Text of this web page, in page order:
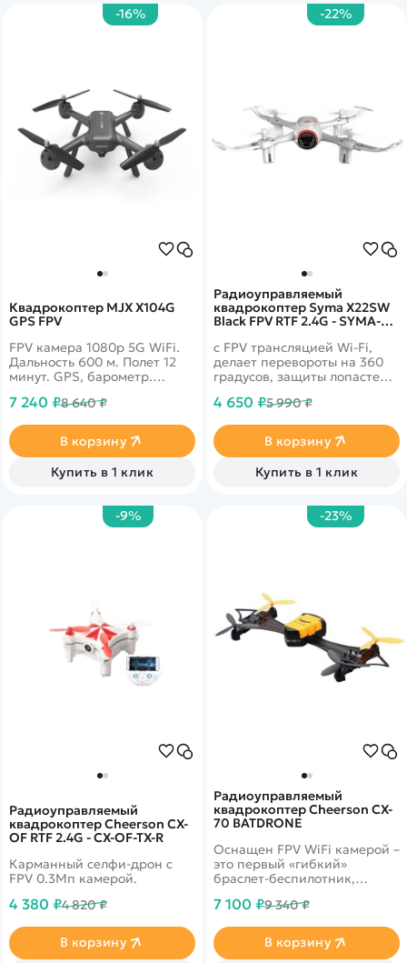
-16%
Квадрокоптер MJX X104G
GPS FPV
FPV камера 1080p 5G WiFi.
Дальность 600 м. Полет 12
минут. GPS, барометр.
полет по траектории,
автовозврат.
7 240 ₽8 640 ₽
В корзину
Купить в 1 клик
-22%
Радиоуправляемый
квадрокоптер Syma X22SW
Black FPV RTF 2.4G - SYMA-
с FPV трансляцией Wi-Fi,
делает перевороты на 360
градусов, защиты лопастей в
4 650 ₽5 990 ₽
В корзину
Купить в 1 клик
-9%
Радиоуправляемый
квадрокоптер Cheerson CX-
OF RTF 2.4G - CX-OF-TX-R
Карманный селфи-дрон с
FPV 0.3Мп камерой.
4 380 ₽4 820 ₽
В корзину
-23%
Радиоуправляемый
квадрокоптер Cheerson CX-
70 BATDRONE
Оснащен FPV WiFi камерой –
это первый «гибкий»
браслет-беспилотник,
вместе с пультом на
7 100 ₽9 340 ₽
В корзину